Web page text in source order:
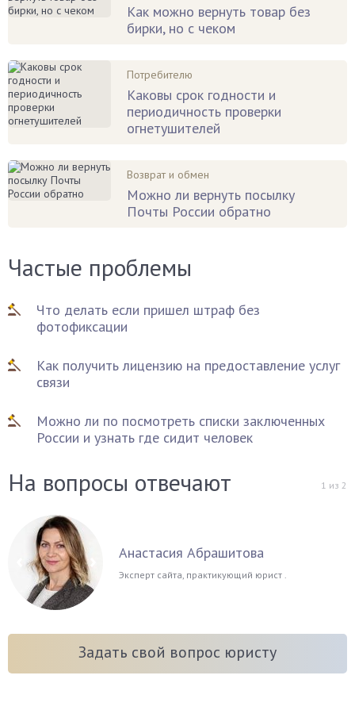
Как можно вернуть товар без
бирки, но с чеком
Потребителю
Каковы срок годности и
периодичность проверки
огнетушителей
Возврат и обмен
Можно ли вернуть посылку
Почты России обратно
Частые проблемы
Что делать если пришел штраф без
фотофиксации
Как получить лицензию на предоставление услуг
связи
Можно ли по посмотреть списки заключенных
России и узнать где сидит человек
На вопросы отвечают 1 из 2
Анастасия Абрашитова
Эксперт сайта, практикующий юрист .
Задать свой вопрос юристу